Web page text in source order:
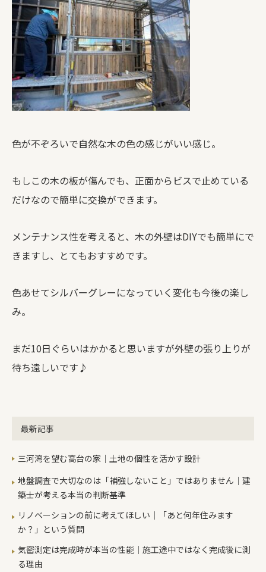
色が不ぞろいで自然な木の色の感じがいい感じ。
もしこの木の板が傷んでも、正面からビスで止めている
だけなので簡単に交換ができます。
メンテナンス性を考えると、木の外壁はDIYでも簡単にで
きますし、とてもおすすめです。
色あせてシルバーグレーになっていく変化も今後の楽し
み。
まだ10日ぐらいはかかると思いますが外壁の張り上りが
待ち遠しいです♪
最新記事
三河湾を望む高台の家｜土地の個性を活かす設計
地盤調査で大切なのは「補強しないこと」ではありません｜建
築士が考える本当の判断基準
リノベーションの前に考えてほしい｜「あと何年住みます
か？」という質問
気密測定は完成時が本当の性能｜施工途中ではなく完成後に測
る理由